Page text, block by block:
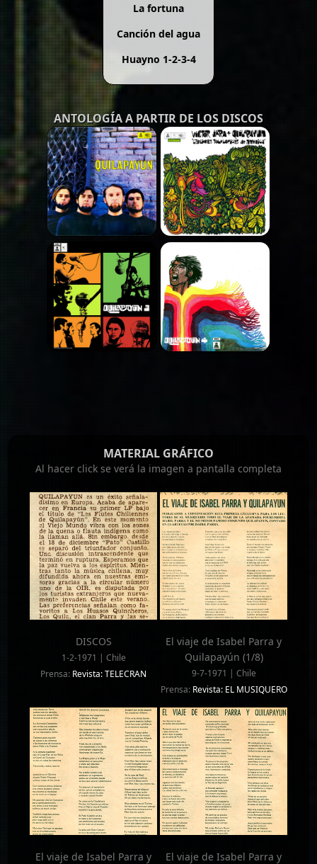
La fortuna
Canción del agua
Huayno 1-2-3-4
ANTOLOGÍA A PARTIR DE LOS DISCOS
MATERIAL GRÁFICO
Al hacer click se verá la imagen a pantalla completa
DISCOS
1-2-1971 | Chile
Prensa: Revista: TELECRAN
El viaje de Isabel Parra y
Quilapayún (1/8)
9-7-1971 | Chile
Prensa: Revista: EL MUSIQUERO
El viaje de Isabel Parra y
El viaje de Isabel Parra y